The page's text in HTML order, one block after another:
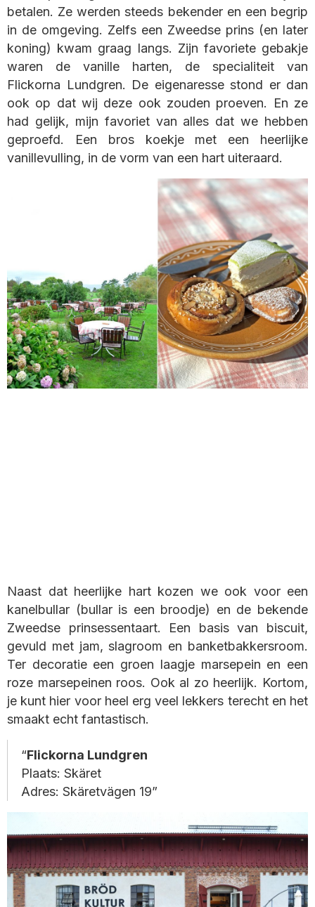
betalen. Ze werden steeds bekender en een begrip
in de omgeving. Zelfs een Zweedse prins (en later
koning) kwam graag langs. Zijn favoriete gebakje
waren de vanille harten, de specialiteit van
Flickorna Lundgren. De eigenaresse stond er dan
ook op dat wij deze ook zouden proeven. En ze
had gelijk, mijn favoriet van alles dat we hebben
geproefd. Een bros koekje met een heerlijke
vanillevulling, in de vorm van een hart uiteraard.
Naast dat heerlijke hart kozen we ook voor een
kanelbullar (bullar is een broodje) en de bekende
Zweedse prinsessentaart. Een basis van biscuit,
gevuld met jam, slagroom en banketbakkersroom.
Ter decoratie een groen laagje marsepein en een
roze marsepeinen roos. Ook al zo heerlijk. Kortom,
je kunt hier voor heel erg veel lekkers terecht en het
smaakt echt fantastisch.
Flickorna Lundgren
Plaats: Skäret
Adres: Skäretvägen 19